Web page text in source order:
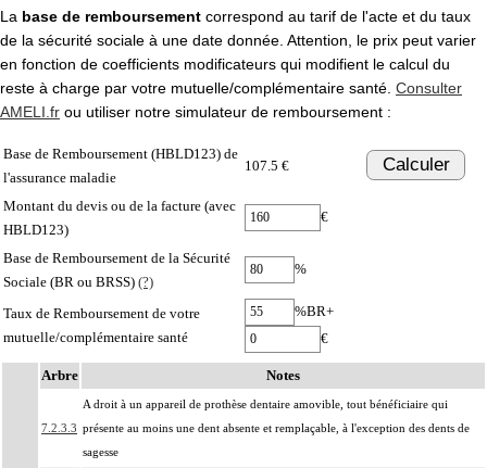
La base de remboursement correspond au tarif de l'acte et du taux
de la sécurité sociale à une date donnée. Attention, le prix peut varier
en fonction de coefficients modificateurs qui modifient le calcul du
reste à charge par votre mutuelle/complémentaire santé. Consulter
AMELI.fr ou utiliser notre simulateur de remboursement :
Base de Remboursement (HBLD123) de
l'assurance maladie
107.5 € Calculer
Montant du devis ou de la facture (avec
HBLD123)
€
Base de Remboursement de la Sécurité
Sociale (BR ou BRSS) (?)
%
Taux de Remboursement de votre
mutuelle/complémentaire santé
%BR+
€
Arbre Notes
7.2.3.3
A droit à un appareil de prothèse dentaire amovible, tout bénéficiaire qui
présente au moins une dent absente et remplaçable, à l'exception des dents de
sagesse